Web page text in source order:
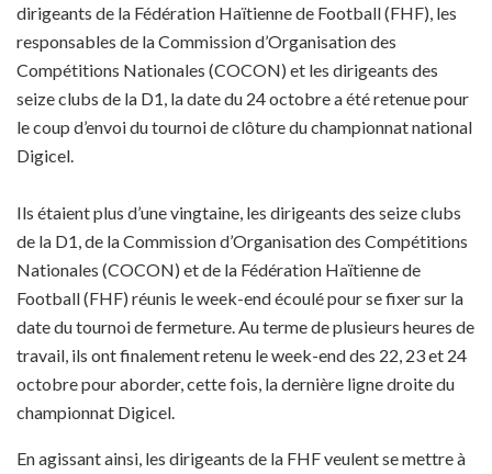
dirigeants de la Fédération Haïtienne de Football (FHF), les
responsables de la Commission d’Organisation des
Compétitions Nationales (COCON) et les dirigeants des
seize clubs de la D1, la date du 24 octobre a été retenue pour
le coup d’envoi du tournoi de clôture du championnat national
Digicel.
Ils étaient plus d’une vingtaine, les dirigeants des seize clubs
de la D1, de la Commission d’Organisation des Compétitions
Nationales (COCON) et de la Fédération Haïtienne de
Football (FHF) réunis le week-end écoulé pour se fixer sur la
date du tournoi de fermeture. Au terme de plusieurs heures de
travail, ils ont finalement retenu le week-end des 22, 23 et 24
octobre pour aborder, cette fois, la dernière ligne droite du
championnat Digicel.
En agissant ainsi, les dirigeants de la FHF veulent se mettre à